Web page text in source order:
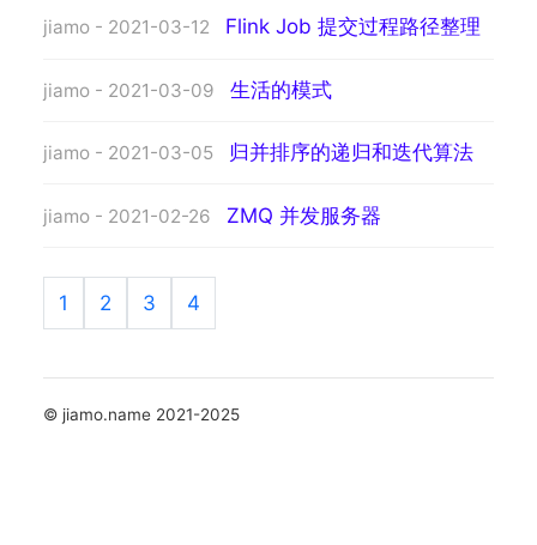
jiamo - 2021-03-12 Flink Job 提交过程路径整理
jiamo - 2021-03-09 生活的模式
jiamo - 2021-03-05 归并排序的递归和迭代算法
jiamo - 2021-02-26 ZMQ 并发服务器
1 2 3 4
© jiamo.name 2021-2025